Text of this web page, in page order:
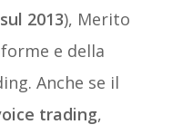
2013), Merito
e della
Anche se il
trading,